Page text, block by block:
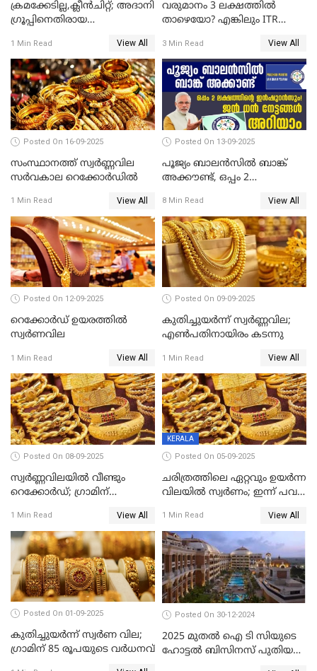
ക്രമക്കേടില്ല,ക്ലീൻചിറ്റ്; അദാനി
​ഗ്രൂപ്പിനെതിരായ
തള്ളി സെബി
1 Min Read View All
വരുമാനം 3 ലക്ഷത്തിൽ
താഴെയോ? എങ്കിലും ITR
3 Min Read View All
Posted On 16-09-2025
സംസ്ഥാനത്ത് സ്വര്‍ണ്ണവില
സർവകാല റെക്കോർഡിൽ
1 Min Read View All
Posted On 13-09-2025
പൂജ്യം ബാലൻസിൽ ബാങ്ക്
അക്കൗണ്ട്, ഒപ്പം 2
ജൻ ധൻ നേട്ടങ്ങൾ അറിയാം
8 Min Read View All
Posted On 12-09-2025
റെക്കോര്‍ഡ് ഉയരത്തിൽ
സ്വര്‍ണവില
1 Min Read View All
Posted On 09-09-2025
കുതിച്ചുയർന്ന് സ്വർണ്ണവില;
എണ്‍പതിനായിരം കടന്നു
1 Min Read View All
Posted On 08-09-2025
സ്വർണ്ണവിലയിൽ വീണ്ടും
റെക്കോർഡ്; ഗ്രാമിന്
രൂപ മാത്രം കുറവ്
1 Min Read View All
KERALA
Posted On 05-09-2025
ചരിത്രത്തിലെ ഏറ്റവും ഉയർന്ന
വിലയിൽ സ്വർണം; ഇന്ന് പവന്
1 Min Read View All
Posted On 01-09-2025
കുതിച്ചുയർന്ന് സ്വർണ വില;
ഗ്രാമിന് 85 രൂപയുടെ വർധനവ്
Posted On 30-12-2024
2025 മുതൽ ഐ ടി സിയുടെ
ഹോട്ടൽ ബിസിനസ് പുതിയ